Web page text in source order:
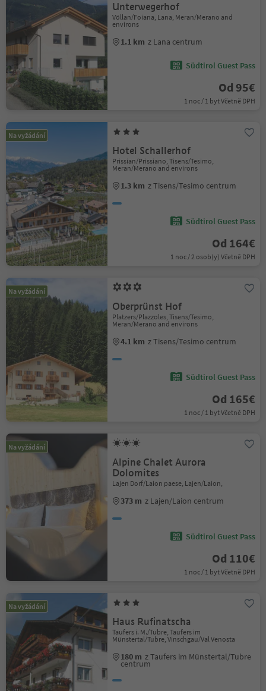
Unterwegerhof
Völlan/Foiana, Lana, Meran/Merano and
environs
1.1 km z Lana centrum
Südtirol Guest Pass
Od 95€
1 noc / 1 byt Včetně DPH
Na vyžádání
Hotel Schallerhof
Prissian/Prissiano, Tisens/Tesimo,
Meran/Merano and environs
1.3 km z Tisens/Tesimo centrum
Südtirol Guest Pass
Od 164€
1 noc / 2 osob(y) Včetně DPH
Na vyžádání
Oberprünst Hof
Platzers/Plazzoles, Tisens/Tesimo,
Meran/Merano and environs
4.1 km z Tisens/Tesimo centrum
Südtirol Guest Pass
Od 165€
1 noc / 1 byt Včetně DPH
Na vyžádání
Alpine Chalet Aurora
Dolomites
Lajen Dorf/Laion paese, Lajen/Laion,
373 m z Lajen/Laion centrum
Südtirol Guest Pass
Od 110€
1 noc / 1 byt Včetně DPH
Na vyžádání
Haus Rufinatscha
Taufers i. M./Tubre, Taufers im
Münstertal/Tubre, Vinschgau/Val Venosta
180 m z Taufers im Münstertal/Tubre
centrum